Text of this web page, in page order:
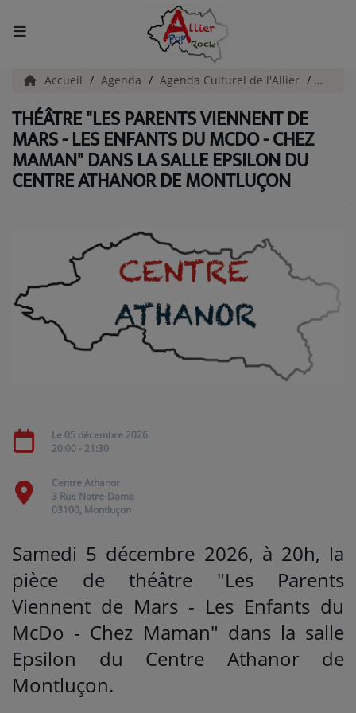
ACCUEIL
Actualités
INFOS - ALLIER
La Radio
EMISSIONS
ARTISTES
PODCASTS
Agenda
Se connecter
Accueil Agenda Agenda Culturel de l'Allier
THÉÂTRE "LES PARENTS VIENNENT DE
MARS - LES ENFANTS DU MCDO - CHEZ
MAMAN" DANS LA SALLE EPSILON DU
CENTRE ATHANOR DE MONTLUÇON
Le 05 décembre 2026
20:00 - 21:30
Centre Athanor
3 Rue Notre-Dame
03100, Montluçon
Samedi 5 décembre 2026, à 20h, la
pièce de théâtre "Les Parents
Viennent de Mars - Les Enfants du
McDo - Chez Maman" dans la salle
Epsilon du Centre Athanor de
Montluçon.